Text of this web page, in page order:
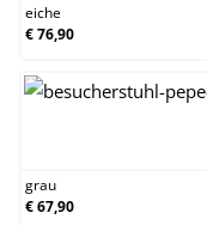
eiche
€ 76,90
grau
€ 67,90